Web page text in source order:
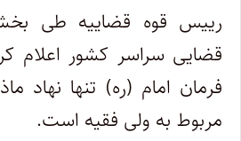
رییس قوه قضاییه طی
قضایی سراسر کشور اعلام
فرمان امام (ره) تنها نهاد
مربوط به ولی فقیه است.